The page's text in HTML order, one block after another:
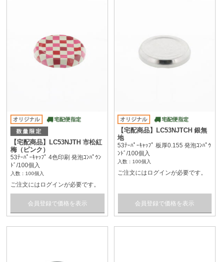
【宅配商品】LC53NJTH 市松紅
梅（ピンク）
53ﾃｰﾊﾟｰｷｬｯﾌﾟ 4色印刷 発泡ｺﾝﾊﾟｳﾝ
ﾄﾞ/100個入
入数：100個入
ご注文にはログインが必要です。
会員登録で価格を表示
【宅配商品】LC53NJTCH 銀無
地
53ﾃｰﾊﾟｰｷｬｯﾌﾟ 板厚0.155 発泡ｺﾝﾊﾟｳ
ﾝﾄﾞ/100個入
入数：100個入
ご注文にはログインが必要です。
会員登録で価格を表示